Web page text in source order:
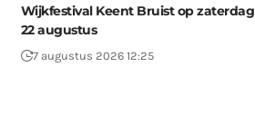
Wijkfestival Keent Bruist op zaterdag
22 augustus
7 augustus 2026 12:25